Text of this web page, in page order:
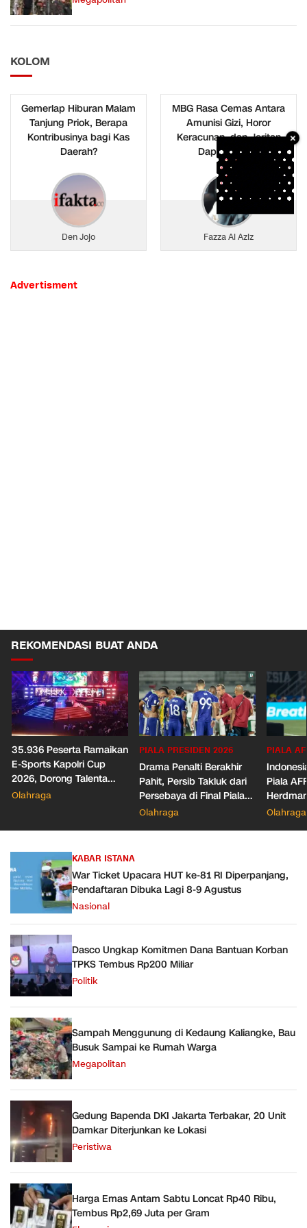
KOLOM
Gemerlap Hiburan Malam
Tanjung Priok, Berapa
Kontribusinya bagi Kas
Daerah?
Den Jojo
MBG Rasa Cemas Antara
Amunisi Gizi, Horor
Keracunan, dan Jeritan
Dapur Rakyat
Fazza Al Aziz
Advertisment
REKOMENDASI BUAT ANDA
35.936 Peserta Ramaikan
E-Sports Kapolri Cup
2026, Dorong Talenta
Digital dan Keamanan
Olahraga
PIALA PRESIDEN 2026
Drama Penalti Berakhir
Pahit, Persib Takluk dari
Persebaya di Final Piala
Presiden 2026
Olahraga
PIALA
Piala
Wasit
Olahraga
KABAR ISTANA
War Ticket Upacara HUT ke-81 RI Diperpanjang,
Pendaftaran Dibuka Lagi 8-9 Agustus
Nasional
Dasco Ungkap Komitmen Dana Bantuan Korban
TPKS Tembus Rp200 Miliar
Politik
Sampah Menggunung di Kedaung Kaliangke, Bau
Busuk Sampai ke Rumah Warga
Megapolitan
Gedung Bapenda DKI Jakarta Terbakar, 20 Unit
Damkar Diterjunkan ke Lokasi
Peristiwa
Harga Emas Antam Sabtu Loncat Rp40 Ribu,
Tembus Rp2,69 Juta per Gram
×